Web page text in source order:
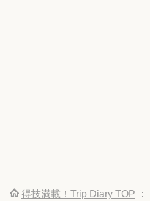
得技満載！Trip Diary TOP